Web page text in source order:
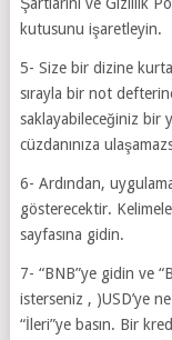
Şartlarını ve Gizlilik
kutusunu işaretleyin.
5- Size bir dizine
sırayla bir not
saklayabileceğiniz bir
cüzdanınıza
6- Ardından,
gösterecektir.
sayfasına gidin.
7- “BNB”ye gidin ve
isterseniz , )USD’ye
“İleri”ye basın. Bir